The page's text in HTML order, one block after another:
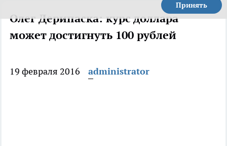
Принять
Олег Дерипаска: курс доллара
может достигнуть 100 рублей
19 февраля 2016 administrator